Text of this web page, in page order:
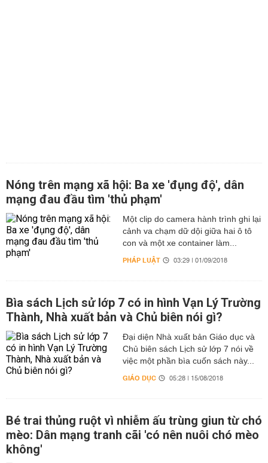
Nóng trên mạng xã hội: Ba xe 'đụng độ', dân
mạng đau đầu tìm 'thủ phạm'
Một clip do camera hành trình ghi lại
cảnh va chạm dữ dội giữa hai ô tô
con và một xe container làm...
PHÁP LUẬT 03:29 | 01/09/2018
Bìa sách Lịch sử lớp 7 có in hình Vạn Lý Trường
Thành, Nhà xuất bản và Chủ biên nói gì?
Đại diện Nhà xuất bản Giáo dục và
Chủ biên sách Lịch sử lớp 7 nói về
việc một phần bìa cuốn sách này...
GIÁO DỤC 05:28 | 15/08/2018
Bé trai thủng ruột vì nhiễm ấu trùng giun từ chó
mèo: Dân mạng tranh cãi 'có nên nuôi chó mèo
không'